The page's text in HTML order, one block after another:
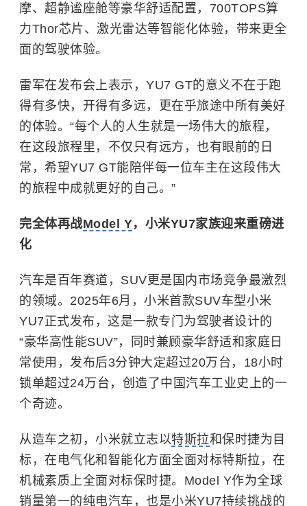
摩、超静谧座舱等豪华舒适配置，700TOPS算
力Thor芯片、激光雷达等智能化体验，带来更全
面的驾驶体验。
雷军在发布会上表示，YU7 GT的意义不在于跑
得有多快，开得有多远，更在乎旅途中所有美好
的体验。“每个人的人生就是一场伟大的旅程，
在这段旅程里，不仅只有远方，也有眼前的日
常，希望YU7 GT能陪伴每一位车主在这段伟大
的旅程中成就更好的自己。”
完全体再战Model Y，小米YU7家族迎来重磅进
化
汽车是百年赛道，SUV更是国内市场竞争最激烈
的领域。2025年6月，小米首款SUV车型小米
YU7正式发布，这是一款专门为驾驶者设计的
“豪华高性能SUV”，同时兼顾豪华舒适和家庭日
常使用，发布后3分钟大定超过20万台，18小时
锁单超过24万台，创造了中国汽车工业史上的一
个奇迹。
从造车之初，小米就立志以特斯拉和保时捷为目
标，在电气化和智能化方面全面对标特斯拉，在
机械素质上全面对标保时捷。Model Y作为全球
销量第一的纯电汽车，也是小米YU7持续挑战的